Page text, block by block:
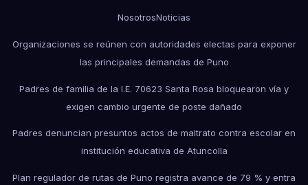
NosotrosNoticias
Organizaciones se reúnen con autoridades electas para exponer
las principales demandas de Puno
Padres de familia de la I.E. 70623 Santa Rosa bloquearon vía y
exigen cambio urgente de poste dañado
Padres denuncian presuntos actos de maltrato contra escolar en
institución educativa de Atuncolla
Plan regulador de rutas de Puno registra avance de 79 % y entra